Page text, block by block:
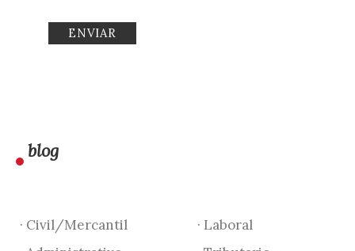
blog
· Civil/Mercantil
· Laboral